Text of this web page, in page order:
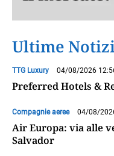
Ultime
TTG Luxury 04/08/2026
Preferred Hotels &
Compagnie aeree 04/08/
Air Europa: via alle
Salvador